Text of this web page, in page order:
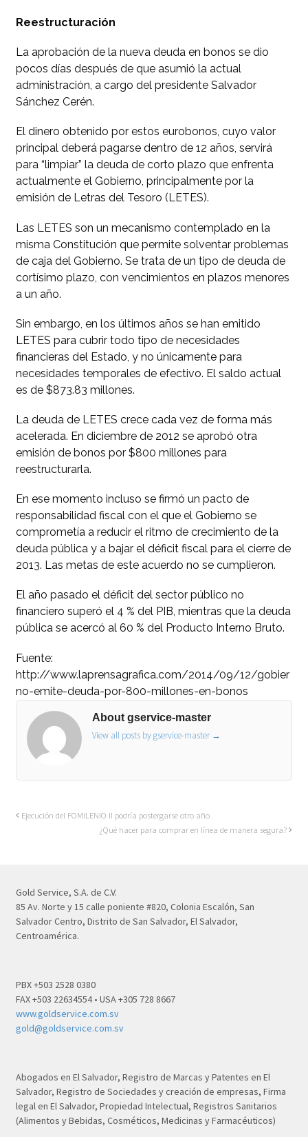
Reestructuración
La aprobación de la nueva deuda en bonos se dio
pocos días después de que asumió la actual
administración, a cargo del presidente Salvador
Sánchez Cerén.
El dinero obtenido por estos eurobonos, cuyo valor
principal deberá pagarse dentro de 12 años, servirá
para “limpiar” la deuda de corto plazo que enfrenta
actualmente el Gobierno, principalmente por la
emisión de Letras del Tesoro (LETES).
Las LETES son un mecanismo contemplado en la
misma Constitución que permite solventar problemas
de caja del Gobierno. Se trata de un tipo de deuda de
cortísimo plazo, con vencimientos en plazos menores
a un año.
Sin embargo, en los últimos años se han emitido
LETES para cubrir todo tipo de necesidades
financieras del Estado, y no únicamente para
necesidades temporales de efectivo. El saldo actual
es de $873.83 millones.
La deuda de LETES crece cada vez de forma más
acelerada. En diciembre de 2012 se aprobó otra
emisión de bonos por $800 millones para
reestructurarla.
En ese momento incluso se firmó un pacto de
responsabilidad fiscal con el que el Gobierno se
comprometía a reducir el ritmo de crecimiento de la
deuda pública y a bajar el déficit fiscal para el cierre de
2013. Las metas de este acuerdo no se cumplieron.
El año pasado el déficit del sector público no
financiero superó el 4 % del PIB, mientras que la deuda
pública se acercó al 60 % del Producto Interno Bruto.
Fuente:
http://www.laprensagrafica.com/2014/09/12/gobier
no-emite-deuda-por-800-millones-en-bonos
About gservice-master
View all posts by gservice-master →
Ejecución del FOMILENIO II podría postergarse otro año
¿Qué hacer para comprar en línea de manera segura?
Gold Service, S.A. de C.V.
85 Av. Norte y 15 calle poniente #820, Colonia Escalón, San
Salvador Centro, Distrito de San Salvador, El Salvador,
Centroamérica.
PBX +503 2528 0380
FAX +503 22634554 • USA +305 728 8667
www.goldservice.com.sv
gold@goldservice.com.sv
Abogados en El Salvador, Registro de Marcas y Patentes en El
Salvador, Registro de Sociedades y creación de empresas, Firma
legal en El Salvador, Propiedad Intelectual, Registros Sanitarios
(Alimentos y Bebidas, Cosméticos, Medicinas y Farmacéuticos)